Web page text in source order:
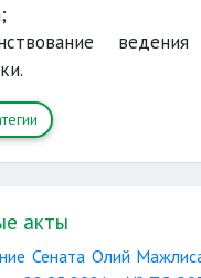
акты
Сената Олий